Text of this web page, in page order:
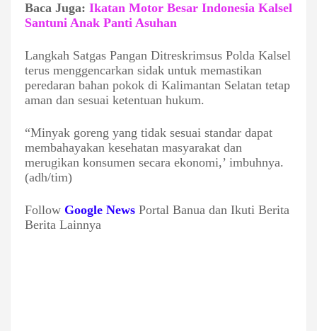
Baca Juga: Ikatan Motor Besar Indonesia Kalsel
Santuni Anak Panti Asuhan
Langkah Satgas Pangan Ditreskrimsus Polda Kalsel
terus menggencarkan sidak untuk memastikan
peredaran bahan pokok di Kalimantan Selatan tetap
aman dan sesuai ketentuan hukum.
“Minyak goreng yang tidak sesuai standar dapat
membahayakan kesehatan masyarakat dan
merugikan konsumen secara ekonomi,’ imbuhnya.
(adh/tim)
Follow Google News Portal Banua dan Ikuti Berita
Berita Lainnya